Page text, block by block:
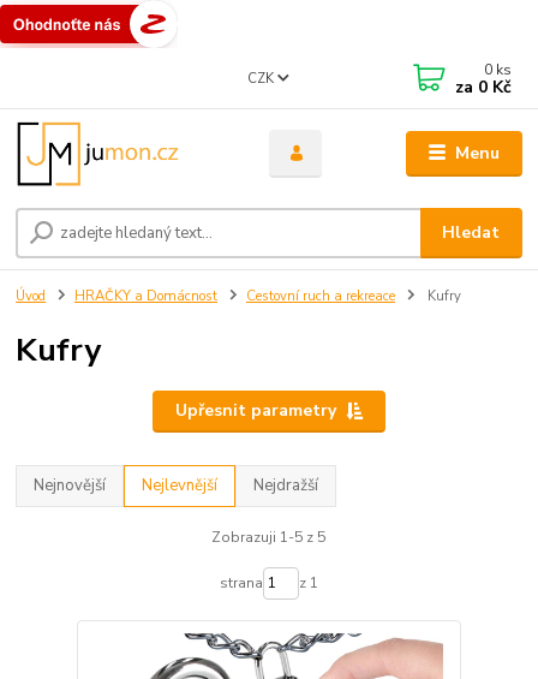
Menu
CZK
Hledat
0 ks
za 0 Kč
Úvod HRAČKY a Domácnost Cestovní ruch a rekreace Kufry
Kufry
Upřesnit parametry
Nejnovější Nejlevnější Nejdražší
Zobrazuji 1-5 z 5
strana z 1